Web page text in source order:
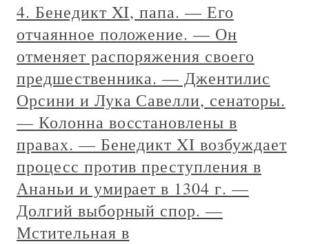
4. Бенедикт XI, папа. — Его
отчаянное положение. — Он
отменяет распоряжения своего
предшественника. — Джентилис
Орсини и Лука Савелли, сенаторы.
— Колонна восстановлены в
правах. — Бенедикт XI возбуждает
процесс против преступления в
Ананьи и умирает в 1304 г. —
Долгий выборный спор. —
Мстительная в